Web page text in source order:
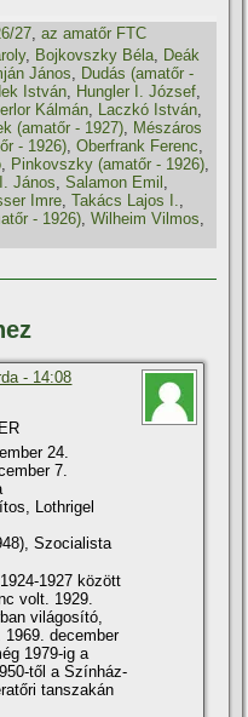
27,az amatőr FTC
, Bojkovszky Béla Deák
János
Dudás (amatőr -
István Hungler I. József
Kálmán Laczkó István
(amatőr - 1927) Mészáros
- 1926) ,Oberfrank Ferenc
Pinkovszky (amatőr - 1926)
János ,Salamon Emil
Imre ,Takács Lajos I.
- 1926) ,Wilheim Vilmos
- 14:08
24.
7.
Lothrigel
Szocialista
1927 között
volt. 1929.
világosí­tó,
december
1979-ig a
től a Szí­nház-
tanszakán